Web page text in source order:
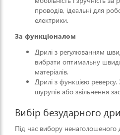
проводів, ідеальні для
електрики.
За функціоналом
Дрилі з регулюванням
вибрати оптимальну
матеріалів.
Дрилі з функцією
шурупів або звільнення
Вибір безударного
Під час вибору ненаголошеного